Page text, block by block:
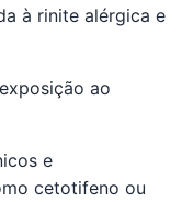
à rinite alérgica e
ao
e
cetotifeno ou